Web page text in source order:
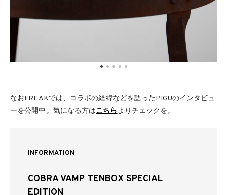
なおFREAKでは、コラボの経緯などを語ったPIGUのインタビュ
ーを公開中。気になる方はこちらよりチェックを。
INFORMATION
COBRA VAMP TENBOX SPECIAL